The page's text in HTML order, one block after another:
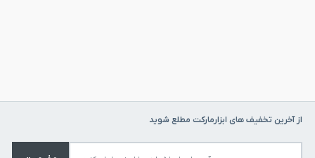
از آخرین تخفیف های ابزارمارکت مطلع شوید